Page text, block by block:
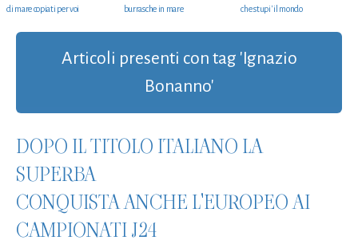
di mare copiati per voi
burrasche in mare
che stupi' il mondo
Articoli presenti con tag 'Ignazio
Bonanno'
DOPO IL TITOLO ITALIANO LA
SUPERBA
CONQUISTA ANCHE L'EUROPEO AI
CAMPIONATI J24